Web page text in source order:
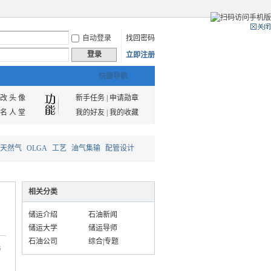
自动登录
找回密码
登录
立即注册
快捷导航
改 头 像 新手任务|
申请勋章
名 人 堂
我的好友| 我的收藏
然气 OLGA 工艺 油气集输 配管设计
相关分类
储运介绍
石油新闻
储运大学
储运导师
石油公司
综合|专题